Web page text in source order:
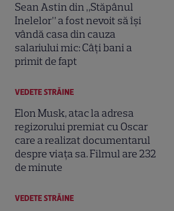
Sean Astin din „Stăpânul
Inelelor” a fost nevoit să își
vândă casa din cauza
salariului mic: Câți bani a
primit de fapt
VEDETE STRĂINE
Elon Musk, atac la adresa
regizorului premiat cu Oscar
care a realizat documentarul
despre viața sa. Filmul are 232
de minute
VEDETE STRĂINE